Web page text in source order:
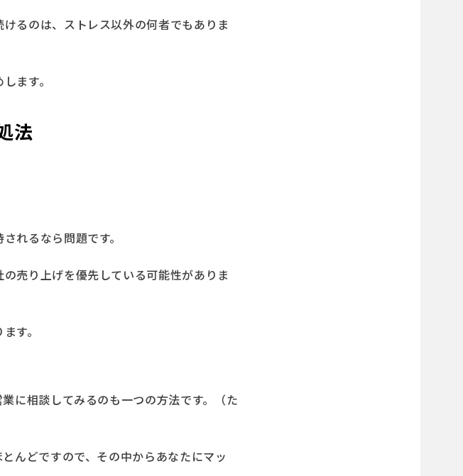
るのは、ストレス以外の何者でもありま
ます。
法
れるなら問題です。
売り上げを優先している可能性がありま
す。
に相談してみるのも一つの方法です。（た
んどですので、その中からあなたにマッ